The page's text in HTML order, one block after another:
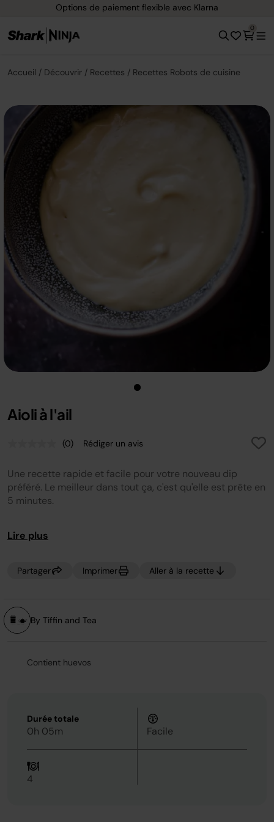
Options de paiement flexible avec Klarna
0
Accueil Découvrir Recettes Recettes Robots de cuisine
Aioli à l'ail
Aucune
notation.
Lien
(0) Rédiger un avis
Une recette rapide et facile pour votre nouveau dip
préféré. Le meilleur dans tout ça, c'est qu'elle est prête en
5 minutes.
Lire plus
Partager Imprimer Aller à la recette
By Tiffin and Tea
Contient huevos
Durée totale
0h 05m Facile
4